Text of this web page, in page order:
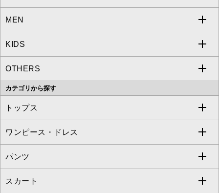
a.v.v
MICHEL KLEIN
MK MICHEL KLEIN
OFUON le MK
MEN
a.v.v
MICHEL KLEIN HOMME
MK MICHEL KLEIN HOMME
KIDS
a.v.v
OTHERS
MK MICHEL KLEIN BAG
カテゴリから探す
トップス
すべてのトップス
カットソー・Tシャツ
ブラウス・シャツ
ワンピース・ドレス
すべてのワンピース・ドレス
ワンピース
パンツ
すべてのパンツ
スカート